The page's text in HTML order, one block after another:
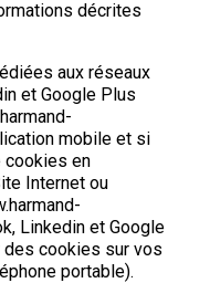
décrites
aux réseaux
et Google Plus
mobile et si
cookies en
Internet ou
Linkedin et Google
cookies sur vos
portable).